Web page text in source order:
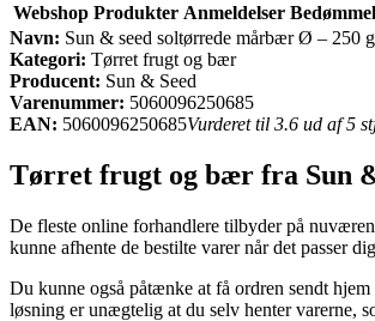
Webshop Produkter Anmeldelser
Navn: Sun & seed soltørrede mårbær Ø – 250 g
Kategori: Tørret frugt og bær
Producent: Sun & Seed
Varenummer: 5060096250685
EAN: 5060096250685Vurderet til 3.6 ud af 5
Tørret frugt og bær fra Sun
De fleste online forhandlere tilbyder på
kunne afhente de bestilte varer når det passer
Du kunne også påtænke at få ordren sendt
løsning er unægtelig at du selv henter varerne,